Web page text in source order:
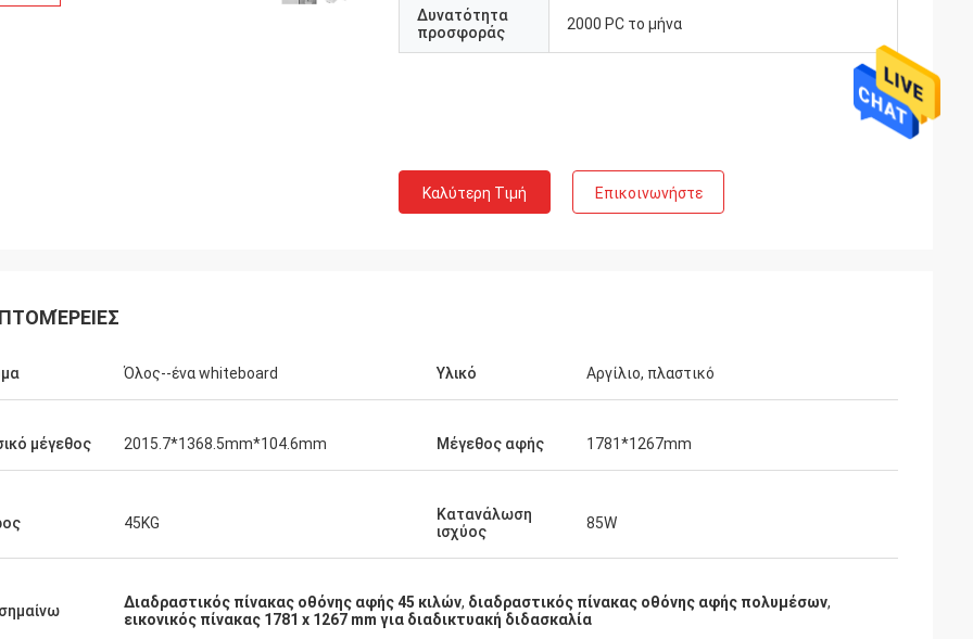
Δυνατότητα
προσφοράς
2000 PC το μήνα
Καλύτερη Τιμή Επικοινωνήστε
Όλος--ένα whiteboard Υλικό Αργίλιο, πλαστικό
μέγεθος 2015.7*1368.5mm*104.6mm Μέγεθος αφής 1781*1267mm
45KG
Κατανάλωση
ισχύος
85W
Διαδραστικός πίνακας οθόνης αφής 45 κιλών, διαδραστικός πίνακας οθόνης αφής πολυμέσων,
εικονικός πίνακας 1781 x 1267 mm για διαδικτυακή διδασκαλία